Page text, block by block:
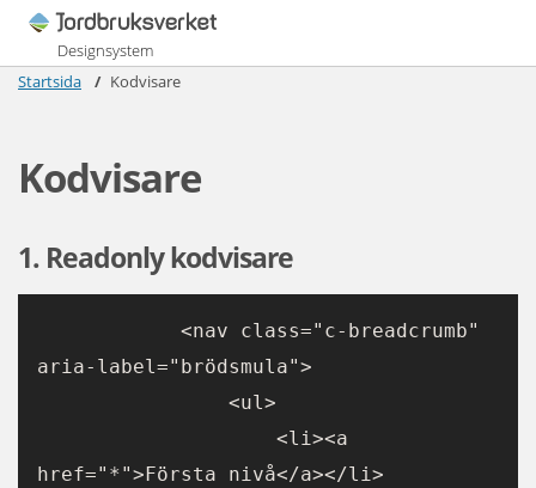
Designsystem
Startsida
Kodvisare
Kodvisare
1. Readonly kodvisare
aria-label="brödsmula">
                <ul>
href="*">Första nivå</a></li>